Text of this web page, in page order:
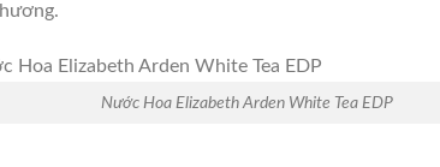
Nước Hoa Elizabeth Arden White Tea EDP